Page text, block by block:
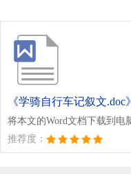
《学骑自行车记叙文.doc》
将本文的Word文档下载到电
推荐度：